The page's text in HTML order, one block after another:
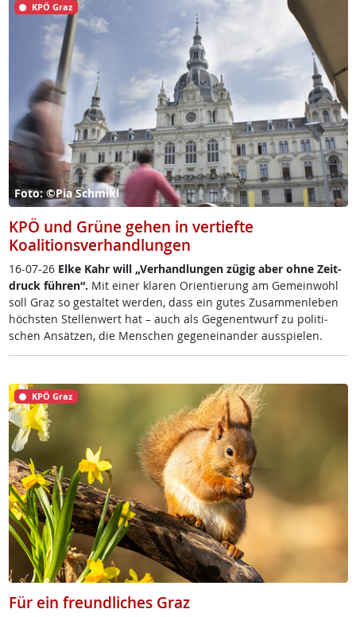
KPÖ Graz
Foto: ©Pia Schmikl
KPÖ und Grüne gehen in vertiefte
Koalitionsverhandlungen
16-07-26 El­ke Kahr will „Ver­hand­lun­gen zü­g­ig aber oh­ne Zeit­
druck füh­r­en“. Mit ei­ner kla­ren Ori­en­tie­rung am Ge­mein­wohl
soll Graz so ge­stal­tet wer­den, dass ein gu­tes Zu­sam­men­le­ben
höchs­ten Stel­len­wert hat – auch als Ge­gen­ent­wurf zu po­li­ti­
schen An­sät­zen, die Men­schen ge­gen­ein­an­der aus­spie­len.
KPÖ Graz
Für ein freundliches Graz